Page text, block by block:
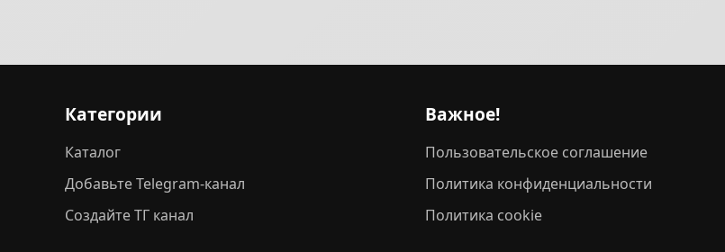
Категории
Каталог
Добавьте Telegram-канал
Создайте ТГ канал
Важное!
Пользовательское соглашение
Политика конфиденциальности
Политика cookie